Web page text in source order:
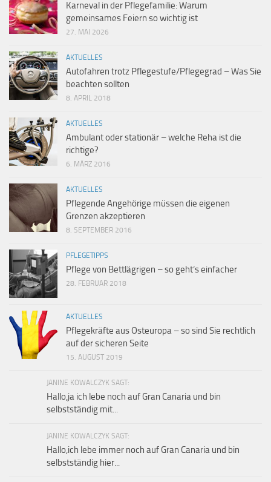
Karneval in der Pflegefamilie: Warum
gemeinsames Feiern so wichtig ist
27. MAI 2026
AKTUELLES
Autofahren trotz Pflegestufe/Pflegegrad – Was Sie
beachten sollten
8. APRIL 2018
AKTUELLES
Ambulant oder stationär – welche Reha ist die
richtige?
6. MÄRZ 2016
AKTUELLES
Pflegende Angehörige müssen die eigenen
Grenzen akzeptieren
8. SEPTEMBER 2016
PFLEGETIPPS
Pflege von Bettlägrigen – so geht’s einfacher
28. FEBRUAR 2018
AKTUELLES
Pflegekräfte aus Osteuropa – so sind Sie rechtlich
auf der sicheren Seite
15. AUGUST 2019
JANINE KOWALCZYK SAGT:
Hallo,ja ich lebe noch auf Gran Canaria und bin
selbstständig mit...
JANINE KOWALCZYK SAGT:
Hallo,ich lebe immer noch auf Gran Canaria und bin
selbstständig hier...